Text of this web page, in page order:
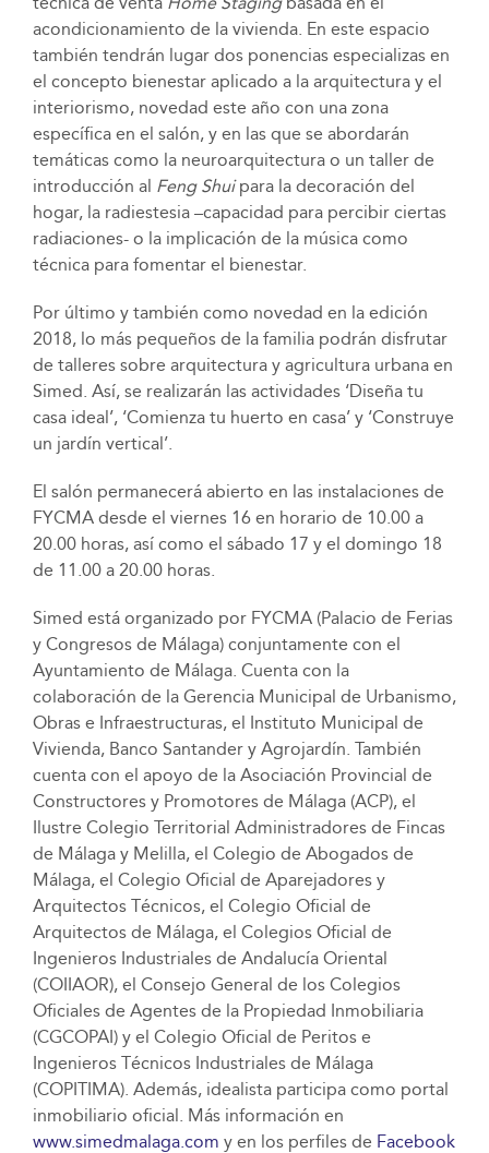
acondicionamiento de la vivienda. En este espacio
también tendrán lugar dos ponencias especializas en
el concepto bienestar aplicado a la arquitectura y el
interiorismo, novedad este año con una zona
específica en el salón, y en las que se abordarán
temáticas como la neuroarquitectura o un taller de
introducción al Feng Shuipara la decoración del
hogar, la radiestesia –capacidad para percibir ciertas
radiaciones- o la implicación de la música como
técnica para fomentar el bienestar.
Por último y también como novedad en la edición
2018, lo más pequeños de la familia podrán disfrutar
de talleres sobre arquitectura y agricultura urbana en
Simed. Así, se realizarán las actividades ‘Diseña tu
casa ideal’, ‘Comienza tu huerto en casa’ y ‘Construye
un jardín vertical’.
El salón permanecerá abierto en las instalaciones de
FYCMA desde el viernes 16 en horario de 10.00 a
20.00 horas, así como el sábado 17 y el domingo 18
de 11.00 a 20.00 horas.
Simed está organizado por FYCMA (Palacio de Ferias
y Congresos de Málaga) conjuntamente con el
Ayuntamiento de Málaga. Cuenta con la
colaboración de la Gerencia Municipal de Urbanismo,
Obras e Infraestructuras, el Instituto Municipal de
Vivienda, Banco Santander y Agrojardín. También
cuenta con el apoyo de la Asociación Provincial de
Constructores y Promotores de Málaga (ACP), el
Ilustre Colegio Territorial Administradores de Fincas
de Málaga y Melilla, el Colegio de Abogados de
Málaga, el Colegio Oficial de Aparejadores y
Arquitectos Técnicos, el Colegio Oficial de
Arquitectos de Málaga, el Colegios Oficial de
Ingenieros Industriales de Andalucía Oriental
(COIIAOR), el Consejo General de los Colegios
Oficiales de Agentes de la Propiedad Inmobiliaria
(CGCOPAI) y el Colegio Oficial de Peritos e
Ingenieros Técnicos Industriales de Málaga
(COPITIMA). Además, idealista participa como portal
inmobiliario oficial. Más información en
www.simedmalaga.com y en los perfiles de Facebook